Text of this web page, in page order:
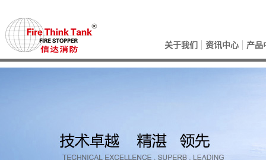
关于我们 资讯中心 产品